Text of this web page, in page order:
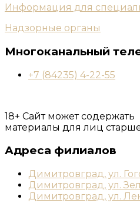
Информация для
Надзорные органы
Многоканальный
+7 (84235) 4-22-55
18+ Сайт может содержать
материалы для лиц старше
Адреса филиалов
Димитровград, ул.
Димитровград, ул.
Димитровград, ул.